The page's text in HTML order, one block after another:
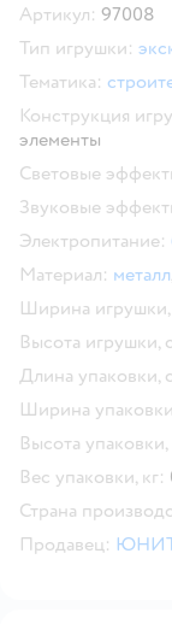
Артикул: 97008
Тип игрушки:
Тематика:
Конструкция
элементы
Световые
Звуковые
Электропитание:
Материал: металл
Ширина
Высота игрушки,
Длина упаковки,
Ширина
Высота
Вес упаковки, кг:
Страна
Продавец: